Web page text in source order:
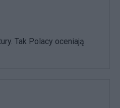
Tak Polacy oceniają